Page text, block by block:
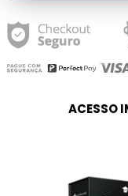
ACESSO